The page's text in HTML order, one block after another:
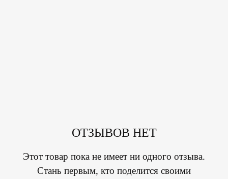
ОТЗЫВОВ НЕТ
Этот товар пока не имеет ни одного отзыва.
Стань первым, кто поделится своими